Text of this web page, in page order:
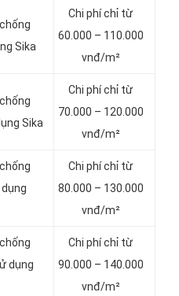
Sika
Chi phí chỉ từ
60.000 – 110.000
vnđ/m²
Sika
Chi phí chỉ từ
70.000 – 120.000
vnđ/m²
Chi phí chỉ từ
80.000 – 130.000
vnđ/m²
dụng
Chi phí chỉ từ
90.000 – 140.000
vnđ/m²